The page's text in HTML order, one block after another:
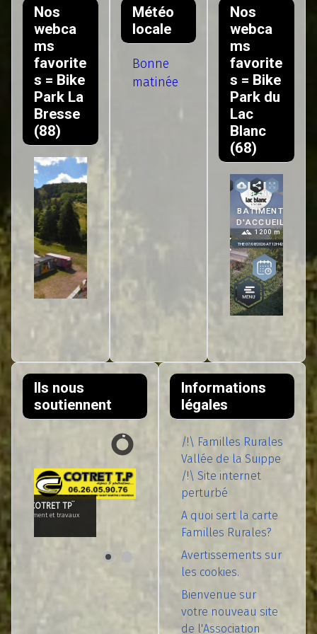
Nos
webca
ms
favorite
s = Bike
Park La
Bresse
(88)
Météo
locale
Bonne
matinée
Nos
webca
ms
favorite
s = Bike
Park du
Lac
Blanc
(68)
Ils nous
soutiennent
SARL COTRET TP¨
Terrassement et travaux
Informations
légales
/!\ Familles Rurales
Vallée de la Suippe
/!\ Site internet
perturbé
A quoi sert la carte
Familles Rurales?
Avertissements sur
les cookies.
Bienvenue sur
votre nouveau site
de l'Association